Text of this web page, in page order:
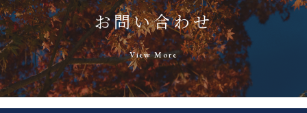
お問い合わせ
View More